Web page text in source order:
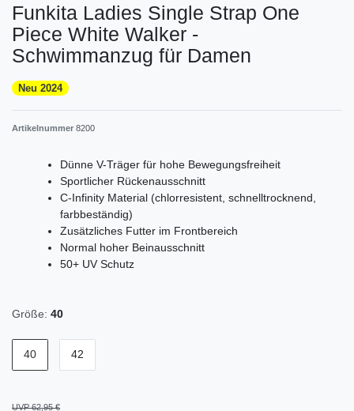
Funkita Ladies Single Strap One
Piece White Walker -
Schwimmanzug für Damen
Neu 2024
Artikelnummer 8200
Dünne V-Träger für hohe Bewegungsfreiheit
Sportlicher Rückenausschnitt
C-Infinity Material (chlorresistent, schnelltrocknend,
farbbeständig)
Zusätzliches Futter im Frontbereich
Normal hoher Beinausschnitt
50+ UV Schutz
Größe: 40
40 42
UVP 62,95 €